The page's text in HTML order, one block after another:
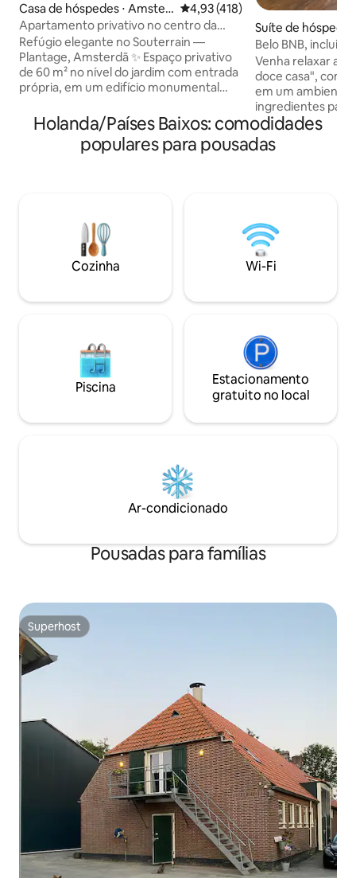
Casa de hóspedes ⋅ Amster
dã
4,93 de uma avaliação média de
4,93 (418)
Apartamento privativo no centro da
cidade 60m2 + porta privativa
Refúgio elegante no Souterrain —
Plantage, Amsterdã ✨ Espaço privativo
de 60 m² no nível do jardim com entrada
própria, em um edifício monumental
Seções de dois quartos, design
holandês, ar condicionado no piso
(sistema ecológico com energia
💛 Mais adequado para casais e famílias
— não hospedamos grupos de 4 amigos
adultos. Um lar tranquilo e confortável
— reserve sua estadia hoje! 🧡
Suíte de
eer
Belo BNB,
perto de A'dam C
Venha relaxar
doce casa", com
em um ambiente
ingredientes para
pessoas. Localizado ao lado da reserva
natural 't Twiske,
público, também
minutos da
minutos do RAI,
com seus muitos
Holanda/Países Baixos: comodidades
populares para pousadas
Cozinha Wi-Fi
Piscina
Estacionamento
gratuito no local
Ar-condicionado
Pousadas para famílias
Superhost
Superhost